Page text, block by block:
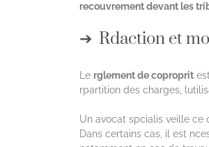
recouvrement devant les
Rdaction et
Le rglement de coproprit
rpartition des charges,
Un avocat spcialis veille ce
Dans certains cas, il est